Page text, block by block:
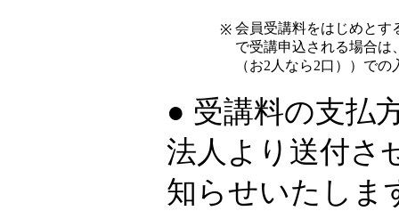
※ 会員受講料をはじめとす
で受講申込される場合は
（お2人なら2口））で
● 受講料の支払
法人より送付さ
知らせいたしま